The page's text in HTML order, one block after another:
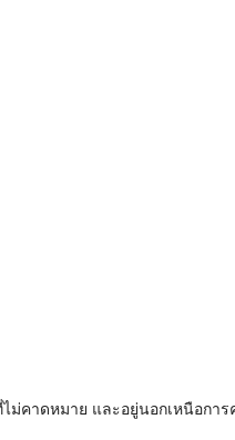
ม่คาดหมาย และอยู่นอกเหนือกา